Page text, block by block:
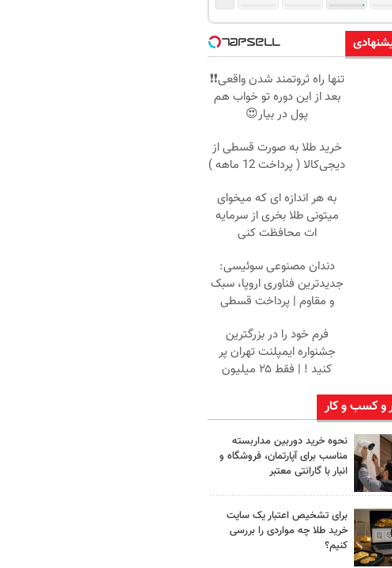
تنها راه ثروتمند شدن واقعی❗❗
بعد از این دوره تو خواب هم
پول در بیار😍
خرید طلا به صورت قسطی از
دیجی‌کالا ( پرداخت 12 ماهه )
به هر اندازه ای که میخوای
میتونی طلا بخری از سرمایه
ات محافظت کنی
دندان مصنوعی سوئیسی:
جدیدترین فناوری اروپا، سبک
و مقاوم | پرداخت قسطی
فرم خود را در بزرگترین
جشنواره ایمپلنت تهران پر
کنید ! | فقط ۲۵ میلیون
و کسب و کار
نحوه خرید دوربین مداربسته
مناسب برای آپارتمان، فروشگاه و
انبار با گارانتی معتبر
برای تشخیص اعتبار یک سایت
خرید طلا چه مواردی را بررسی
کنیم؟